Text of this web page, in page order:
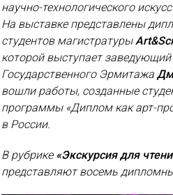
научно-технологического
На выставке представлены
студентов магистратуры
которой выступает
Государственного Эрмитажа
вошли работы, созданные
программы «Диплом как арт-
в России.
В рубрике «Экскурсия для
представляют восемь